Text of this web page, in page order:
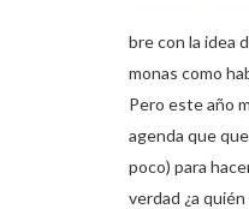
bre con la idea
monas como
Pero este año
agenda que
poco) para
verdad ¿a